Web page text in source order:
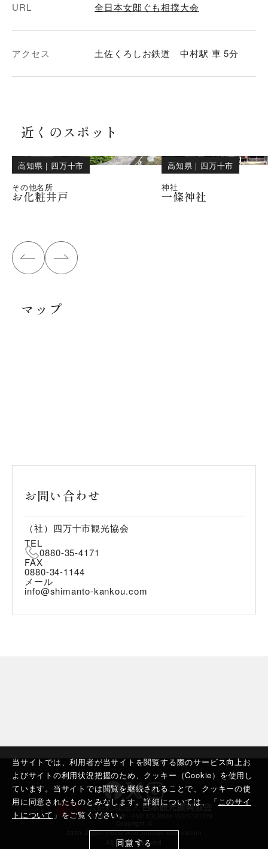
当サイトでは、利用者が当サイトを閲覧する際のサービス向上お
よびサイトの利用状況把握のため、クッキー（Cookie）を使用し
ています。当サイトでは閲覧を継続されることで、クッキーの使
用に同意されたものとみなします。詳細については、「このサイ
トについて 」をご覧ください。
同意する
URL 全日本女郎ぐも相撲大会
アクセス 土佐くろしお鉄道 中村駅 車 5分
近くのスポット
高知県 ｜ 四万十市
その他名所
お化粧井戸
高知県 ｜ 四万十市
神社
一條神社
マップ
お問い合わせ
（社）四万十市観光協会
TEL
0880-35-4171
FAX
0880-34-1144
メール
info@shimanto-kankou.com
2020 Japan Travel And Tourism Association
All rights reserved